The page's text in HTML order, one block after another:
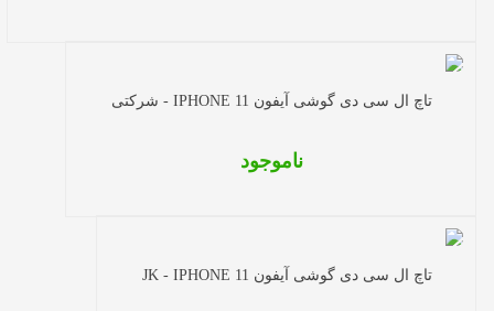
تاچ ال سی دی گوشی آیفون IPHONE 11 - شرکتی
ناموجود
تاچ ال سی دی گوشی آیفون JK - IPHONE 11